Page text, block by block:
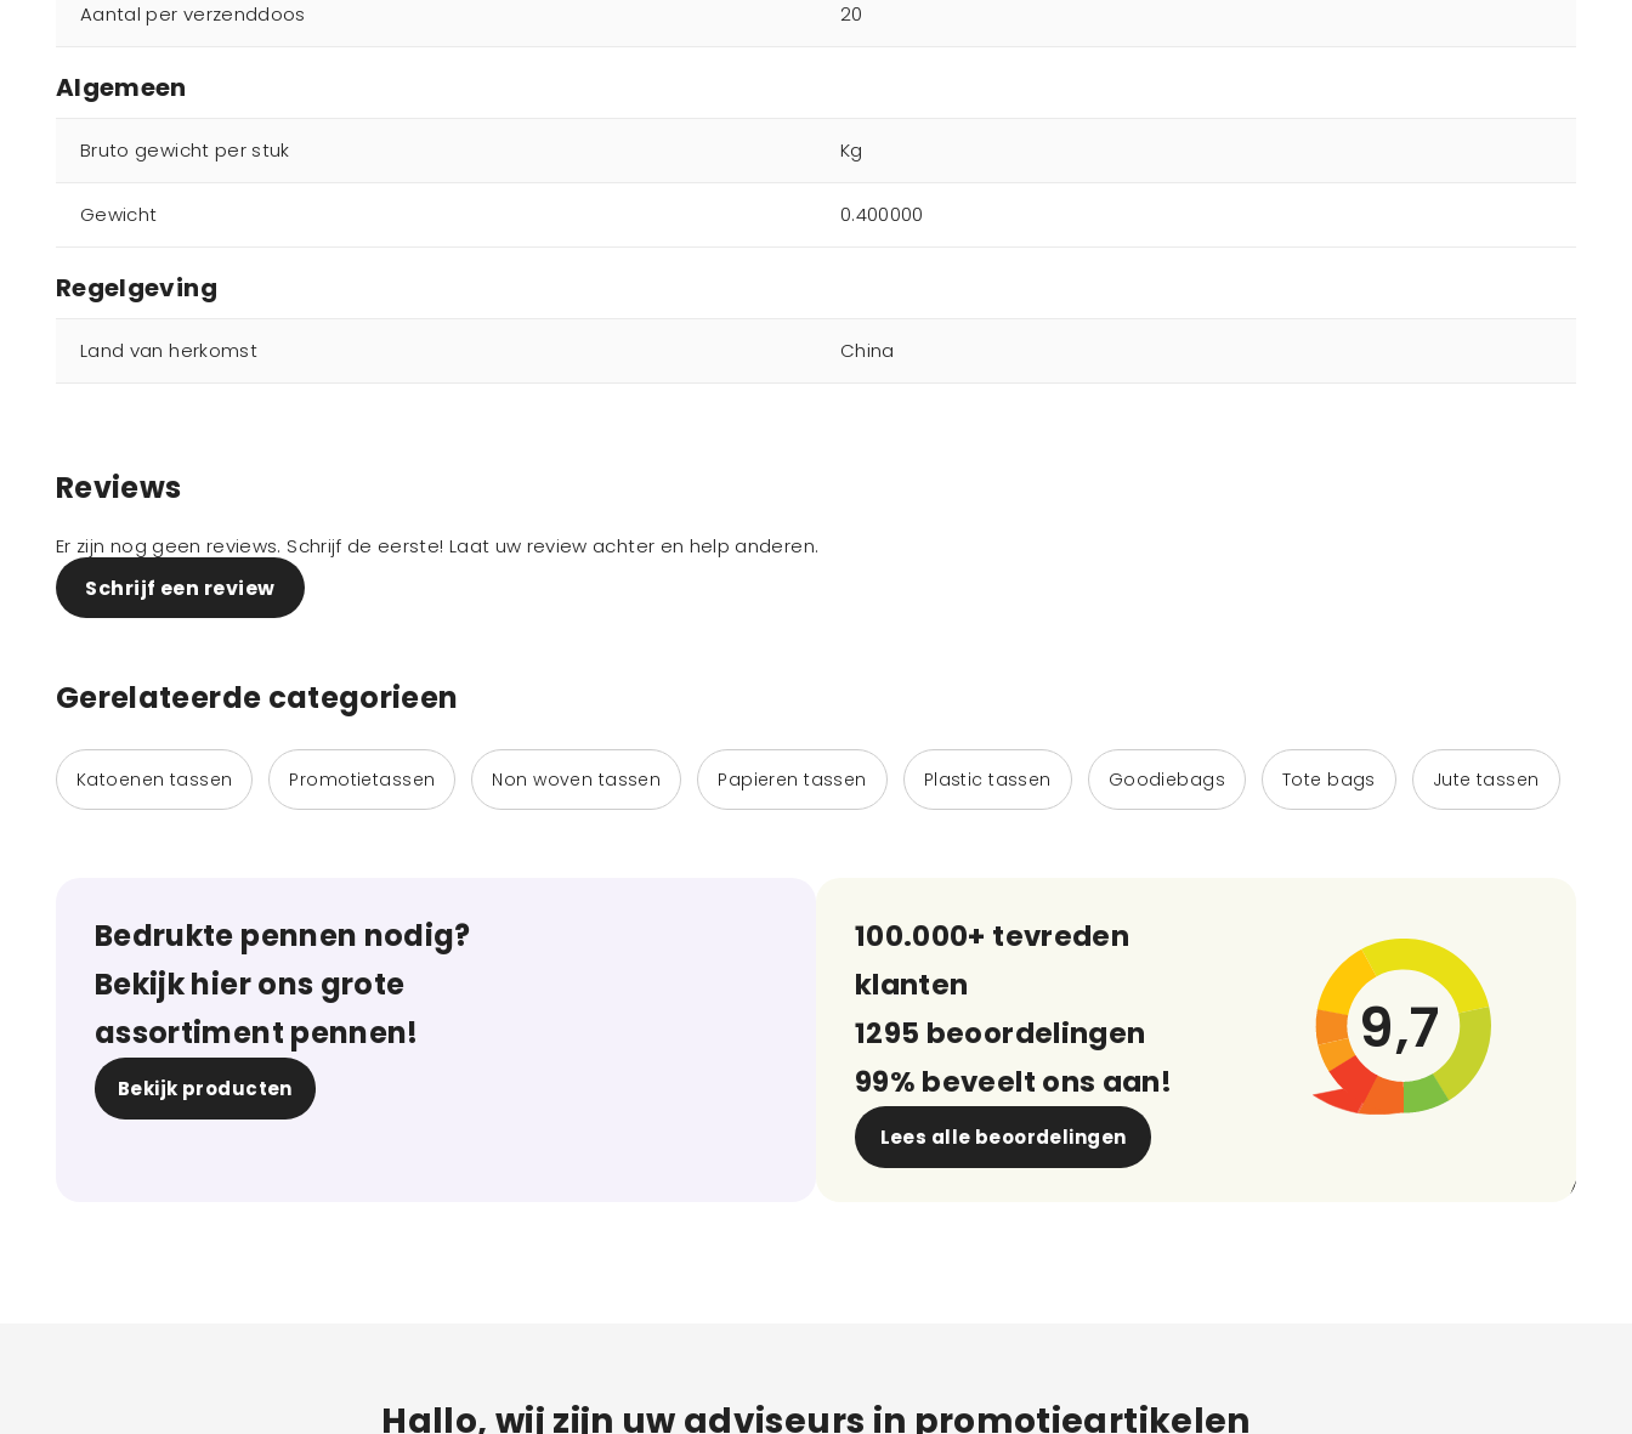
Aantal per verzenddoos 20
Algemeen
Bruto gewicht per stuk Kg
Gewicht 0.400000
Regelgeving
Land van herkomst China
Reviews
Er zijn nog geen reviews. Schrijf de eerste! Laat uw review achter en help anderen.
Schrijf een review
Gerelateerde categorieen
Katoenen tassen Promotietassen Non woven tassen Papieren tassen Plastic tassen Goodiebags Tote bags Jute tassen
Bedrukte pennen nodig?
Bekijk hier ons grote
assortiment pennen!
Bekijk producten
100.000+ tevreden
klanten
1295 beoordelingen
99% beveelt ons aan!
Lees alle beoordelingen
9,7
Hallo, wij zijn uw adviseurs in promotieartikelen